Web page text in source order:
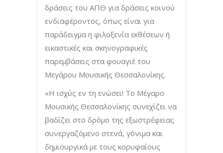
δράσεις του ΑΠΘ για δράσεις κοινού
ενδιαφέροντος, όπως είναι για
παράδειγμα η φιλοξενία εκθέσεων ή
εικαστικές και σκηνογραφικές
παρεμβάσεις στα φουαγιέ του
Μεγάρου Μουσικής Θεσσαλονίκης.
«Η ισχύς εν τη ενώσει! Το Μέγαρο
Μουσικής Θεσσαλονίκης συνεχίζει να
βαδίζει στο δρόμο της εξωστρέφειας
συνεργαζόμενο στενά, γόνιμα και
δημιουργικά με τους κορυφαίους